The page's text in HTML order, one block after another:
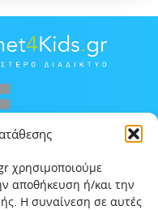
χρησιμοποιούμε
αποθήκευση ή/και την
Η συναίνεση σε αυτές